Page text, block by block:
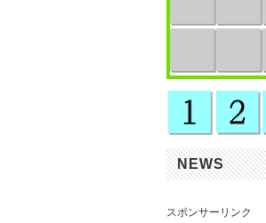
NEWS
スポンサーリンク